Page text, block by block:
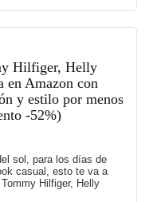
Hilfiger, Helly
en Amazon con
y estilo por menos
-52%)
sol, para los días de
casual, esto te va a
Hilfiger, Helly